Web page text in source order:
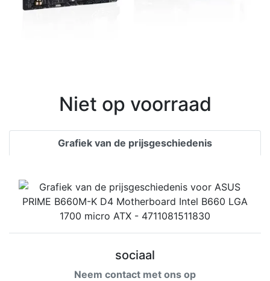
Niet op voorraad
Grafiek van de prijsgeschiedenis
sociaal
Neem contact met ons op